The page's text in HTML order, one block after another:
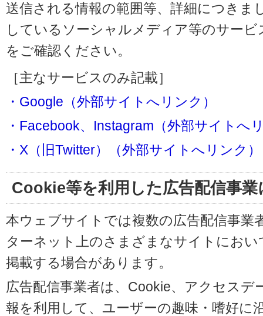
送信される情報の範囲等、詳細につきま
しているソーシャルメディア等のサー
をご確認ください。
［主なサービスのみ記載］
・Google（外部サイトへリンク）
・Facebook、Instagram（外部サイトへ
・X（旧Twitter）（外部サイトへリンク）
Cookie等を利用した広告配信事
本ウェブサイトでは複数の広告配信事業
ターネット上のさまざまなサイトにお
掲載する場合があります。
広告配信事業者は、Cookie、アクセスデ
報を利用して、ユーザーの趣味・嗜好に